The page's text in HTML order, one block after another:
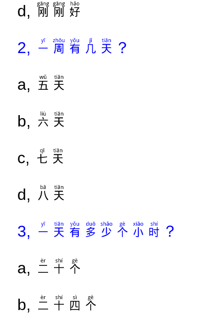
d, 刚刚好
2, 一周有几天？
a, 五天
b, 六天
c, 七天
d, 八天
3, 一天有多少个小时？
a, 二十个
b, 二十四个